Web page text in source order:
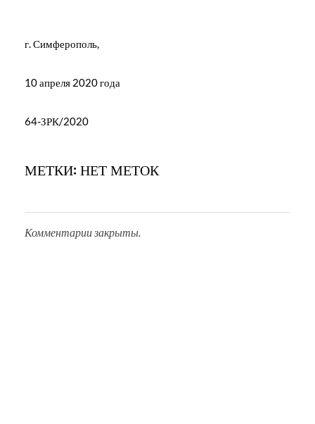
г. Симферополь,
10 апреля 2020 года
64-ЗРК/2020
МЕТКИ: НЕТ МЕТОК
Комментарии закрыты.